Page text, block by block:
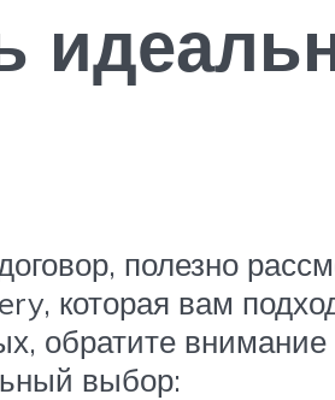
полезно
которая вам
обратите
выбор: